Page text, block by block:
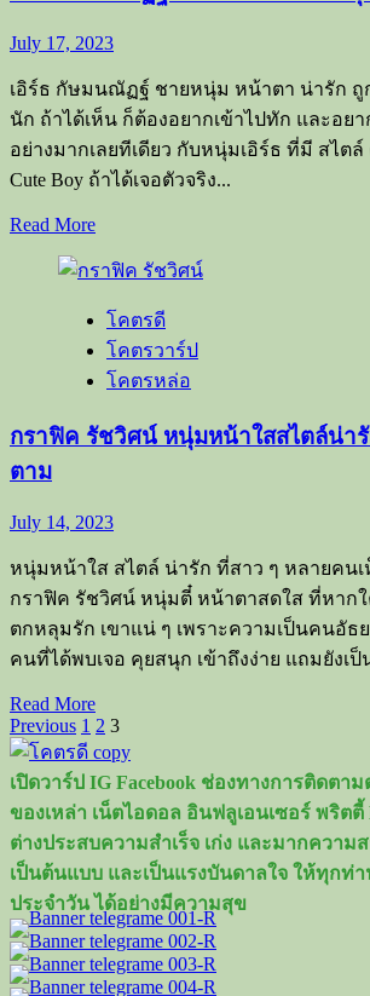
หนุ่ม
วัย
18
ทั้ง
น่า
ทั้ง
หล่อ
July 17, 2023
เอิร์ธ กัษมนณัฏฐ์ ชายหนุ่ม หน้าตา น่ารัก ถู
นัก​ ถ้าได้เห็น ก็ต้องอยากเข้าไปทัก และอย
อย่างมากเลยทีเดียว​ กับหนุ่มเอิร์ธ ที่มี สไต
Cute Boy ถ้าได้เจอตัวจริง...
Read MoreRead
about
กัษ
มนณัฏฐ์
นาม
ชาย
น่า
รัก
โคตรดี
โคตรวาร์ป
โคตรหล่อ
กราฟิค รัชวิศน์ หนุ่มหน้าใสสไตล์น่า
ตาม
July 14, 2023
หนุ่มหน้าใส สไตล์ น่ารัก ที่สาว ๆ หลายคน
กราฟิค รัชวิศน์ หนุ่มตี๋ หน้าตาสดใส ที่หากใ
ตกหลุมรัก เขาแน่ ๆ เพราะความเป็นคนอัธ
คนที่ได้พบเจอ คุยสนุก เข้าถึงง่าย แถมยังเป็
Read MoreRead
more
about
กราฟิค
รัช
วิ
ศน์
หนุ่ม
หน้า
ใส
สไตล์
Posts
pagination
Previous 1 2 3
เปิดวาร์ป IG Facebook ช่องทางการติดตา
ของเหล่า เน็ตไอดอล อินฟลูเอนเซอร์ พริตตี้
ต่างประสบความสำเร็จ เก่ง และมากความ
เป็นต้นแบบ และเป็นแรงบันดาลใจ ให้ทุกท่
ประจำวัน ได้อย่างมีความสุข